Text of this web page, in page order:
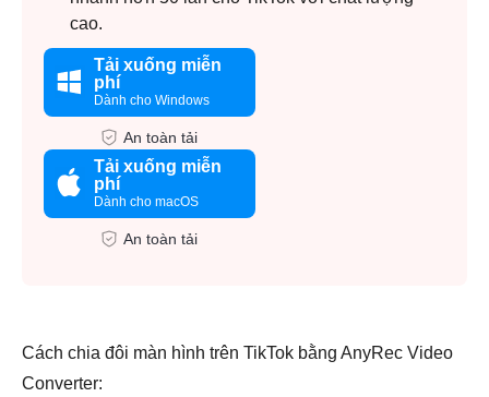
cao.
Tải xuống miễn
phí
Dành cho Windows
An toàn tải
Tải xuống miễn
phí
Dành cho macOS
An toàn tải
Cách chia đôi màn hình trên TikTok bằng AnyRec Video
Converter: